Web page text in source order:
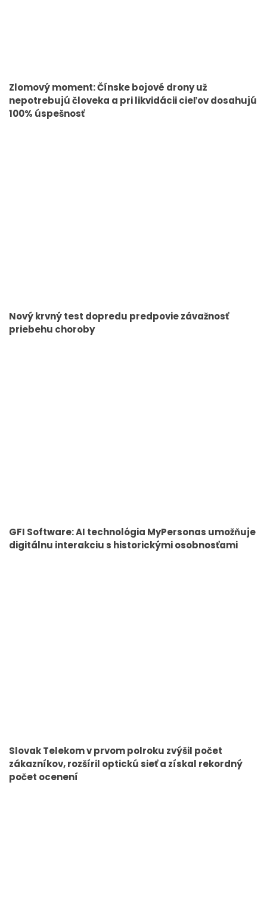
Zlomový moment: Čínske bojové drony už
nepotrebujú človeka a pri likvidácii cieľov dosahujú
100% úspešnosť
Nový krvný test dopredu predpovie závažnosť
priebehu choroby
GFI Software: AI technológia MyPersonas umožňuje
digitálnu interakciu s historickými osobnosťami
Slovak Telekom v prvom polroku zvýšil počet
zákazníkov, rozšíril optickú sieť a získal rekordný
počet ocenení